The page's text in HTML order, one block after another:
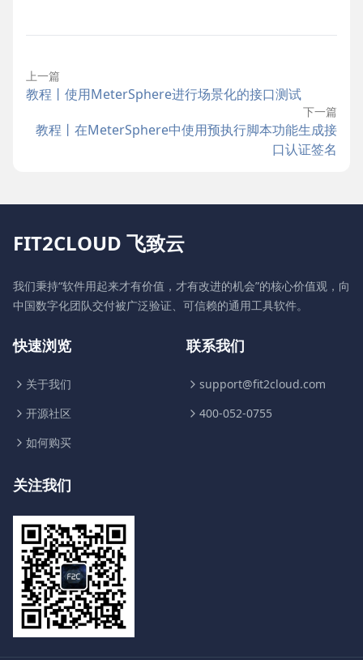
上一篇
教程丨使用MeterSphere进行场景化的接口测试
下一篇
教程丨在MeterSphere中使用预执行脚本功能生成接
口认证签名
FIT2CLOUD 飞致云
我们秉持“软件用起来才有价值，才有改进的机会”的核心价值观，向
中国数字化团队交付被广泛验证、可信赖的通用工具软件。
快速浏览
关于我们
开源社区
如何购买
联系我们
support@fit2cloud.com
400-052-0755
关注我们